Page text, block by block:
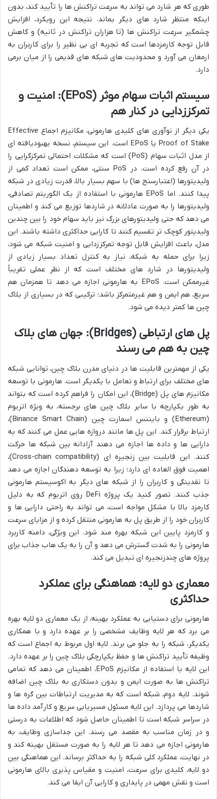
طوری که هر شارد می تواند به سرعت تراکنش ها را تأیید کند، بدون
اینکه منتظر شارد های دیگر بماند. نتیجه این رویکرد، افزایش
چشمگیر سرعت تراکنش ها (تا هزاران تراکنش در ثانیه) و کاهش
قابل توجه کارمزدها است که تجربه ای بی نظیر را برای کاربران به
ارمغان می آورد و محدودیت های شبکه های قدیمی را از میان برمی
دارد.
سیستم اثبات سهام موثر (EPoS): امنیت و
تمرکززدایی در کنار هم
یکی دیگر از نوآوری های کلیدی هارمونی، مکانیزم اجماع Effective
Proof of Stake یا EPoS است. این سیستم، نسخه بهبودیافته ای
از مدل اثبات سهام (PoS) است که مشکلات احتمالی تمرکزگرایی را
در آن رفع کرده است. در PoS سنتی، ممکن است تعداد کمی از
ولیدیتورها (اعتبارسنج ها) با سهم بسیار بالا، قدرت زیادی در شبکه
پیدا کنند. اما EPoS هارمونی با استفاده از یک الگوریتم تصادفی،
ولیدیتورها را به صورت عادلانه در شاردها توزیع می کند و اطمینان
می دهد که حتی ولیدیتورهای بزرگ نیز باید سهام خود را بین چندین
ولیدیتور کوچک تر تقسیم کنند تا کارایی حداکثری داشته باشند. این
مدل، باعث افزایش قابل توجه تمرکززدایی و امنیت شبکه می شود،
زیرا برای حمله به شبکه، نیاز به کنترل تعداد بسیار زیادی از
ولیدیتورها در شارد های مختلف است که از نظر عملی تقریباً
غیرممکن است. EPoS به هارمونی اجازه می دهد تا همزمان هم
سریع، هم ایمن و هم غیرمتمرکز باشد؛ ترکیبی که در بسیاری از بلاک
چین ها کمتر دیده می شود.
پل های ارتباطی (Bridges): جهان های بلاک
چین به هم می رسند
یکی از مهمترین قابلیت ها در دنیای مدرن بلاک چین، توانایی شبکه
های مختلف برای ارتباط و تعامل با یکدیگر است. هارمونی با توسعه
مکانیزم های پل (Bridge)، این امکان را فراهم کرده است که بتواند
به طور یکپارچه با سایر بلاک چین های برجسته، به ویژه اتریوم
(Ethereum) و بایننس اسمارت چین (Binance Smart Chain)،
ارتباط برقرار کند. این پل ها مانند دروازه هایی عمل می کنند که به
دارایی ها و داده ها اجازه می دهند آزادانه بین شبکه ها حرکت
کنند. این قابلیت بین زنجیره ای (Cross-chain compatibility)،
اهمیت فوق العاده ای دارد؛ زیرا به توسعه دهندگان اجازه می دهد
تا نقدینگی و کاربران را از شبکه های دیگر به اکوسیستم هارمونی
جذب کنند. تصور کنید یک پروژه DeFi روی اتریوم که به دلیل
کارمزد بالا با مشکل مواجه است، می تواند به راحتی دارایی ها و
کاربران خود را از طریق پل به هارمونی منتقل کرده و از مزایای سرعت
و کارمزد پایین این شبکه بهره مند شود. این ویژگی، دامنه کاربرد
هارمونی را به شدت گسترش می دهد و آن را به یک هاب جذاب برای
پروژه های چندزنجیره ای تبدیل می کند.
معماری دو لایه: هماهنگی برای عملکرد
حداکثری
هارمونی برای دستیابی به عملکرد بهینه، از یک معماری دو لایه بهره
می برد که هر لایه وظایف مشخصی را بر عهده دارد و با همکاری
یکدیگر، شبکه را به جلو می برند. لایه اول مربوط به اجماع است که
وظیفه تأیید تراکنش ها و حفظ یکپارچگی بلاک چین را بر عهده دارد.
این لایه با استفاده از مکانیزم EPoS، اطمینان می دهد که تمامی
تراکنش ها به صورت ایمن و بدون دستکاری به بلاک چین اضافه
شوند. لایه دوم، شبکه است که به مدیریت ارتباطات بین گره ها و
شاردها می پردازد. این لایه مسئول مسیریابی سریع و کارآمد داده ها
در سراسر شبکه است تا اطمینان حاصل شود که اطلاعات به درستی
و در زمان مناسب به مقصد می رسند. این جداسازی وظایف، به
هارمونی اجازه می دهد تا هر لایه را به صورت مستقل بهینه کند و
در نهایت، عملکرد کلی شبکه را به حداکثر برساند. این هماهنگی بین
دو لایه، کلیدی برای سرعت، امنیت و مقیاس پذیری بالای هارمونی
است و نقش مهمی در پایداری و کارایی آن ایفا می کند.